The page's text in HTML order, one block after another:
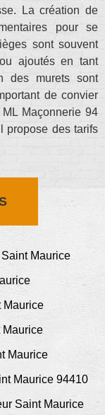
La création de
pour se
sont souvent
ajoutés en tant
des murets sont
de convier
Maçonnerie 94
propose des tarifs
Maurice
Maurice
Maurice
Maurice
Maurice 94410
Saint Maurice